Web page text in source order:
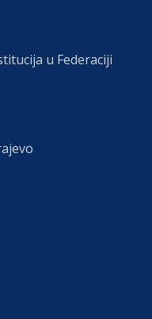
u Federaciji